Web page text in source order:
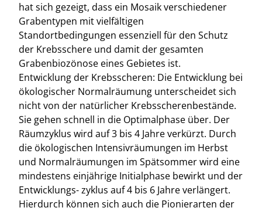
hat sich gezeigt, dass ein Mosaik verschiedener
Grabentypen mit vielfältigen
Standortbedingungen essenziell für den Schutz
der Krebsschere und damit der gesamten
Grabenbiozönose eines Gebietes ist.
Entwicklung der Krebsscheren: Die Entwicklung bei
ökologischer Normalräumung unterscheidet sich
nicht von der natürlicher Krebsscherenbestände.
Sie gehen schnell in die Optimalphase über. Der
Räumzyklus wird auf 3 bis 4 Jahre verkürzt. Durch
die ökologischen Intensivräumungen im Herbst
und Normalräumungen im Spätsommer wird eine
mindestens einjährige Initialphase bewirkt und der
Entwicklungs- zyklus auf 4 bis 6 Jahre verlängert.
Hierdurch können sich auch die Pionierarten der